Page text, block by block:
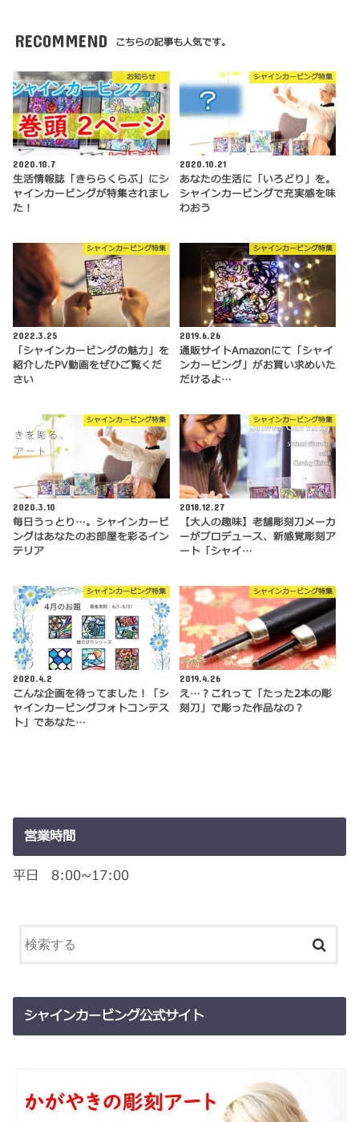
RECOMMEND こちらの記事も人気です。
お知らせ
2020.10.7
生活情報誌「きららくらぶ」にシ
ャインカービングが特集されまし
た！
シャインカービング特集
2020.10.21
あなたの生活に「いろどり」を。
シャインカービングで充実感を味
わおう
シャインカービング特集
2022.3.25
「シャインカービングの魅力」を
紹介したPV動画をぜひご覧くだ
さい
シャインカービング特集
2019.6.26
通販サイトAmazonにて「シャイ
ンカービング」がお買い求めいた
だけるよ…
シャインカービング特集
2020.3.10
毎日うっとり…。シャインカービ
ングはあなたのお部屋を彩るイン
テリア
シャインカービング特集
2018.12.27
【大人の趣味】老舗彫刻刀メーカ
ーがプロデュース、新感覚彫刻ア
ート「シャイ…
シャインカービング特集
2020.4.2
こんな企画を待ってました！「シ
ャインカービングフォトコンテス
ト」であなた…
シャインカービング特集
2019.4.26
え…？これって「たった2本の彫
刻刀」で彫った作品なの？
営業時間
平日 8:00~17:00
シャインカービング公式サイト